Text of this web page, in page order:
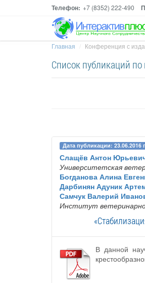
Телефон: +7 (8352) 222-490
Главная Конференция с
Список публикаций
Дата публикации: 23.06.2016
Слащёв Антон
Университетская
Богданова Алина
Дарбинян Адуник
Самчук Валерий
Институт
В данной